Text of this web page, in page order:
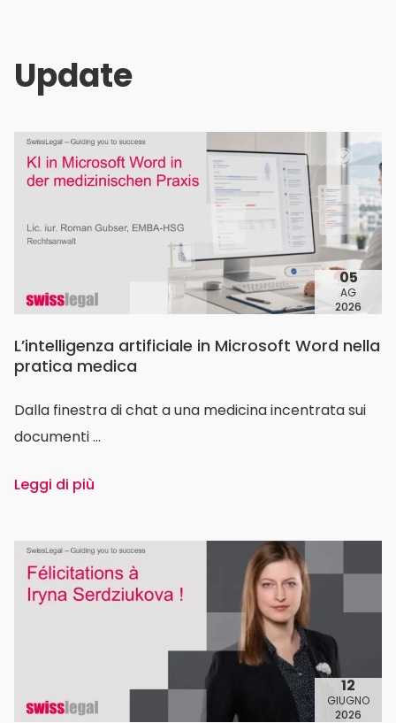
Update
05
AG
2026
L’intelligenza artificiale in Microsoft Word nella
pratica medica
Dalla finestra di chat a una medicina incentrata sui
documenti ...
Leggi di più
12
GIUGNO
2026